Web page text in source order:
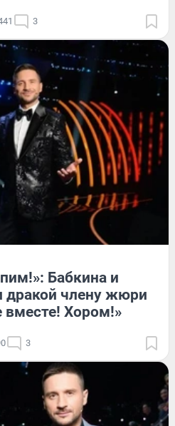
3
Бабкина и
дракой члену жюри
вместе! Хором!»
3